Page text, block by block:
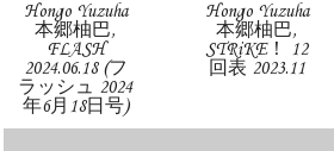
Hongo Yuzuha
本郷柚巴,
FLASH
2024.06.18 (フ
ラッシュ 2024
年6月18日号)
Hongo Yuzuha
本郷柚巴,
STRiKE！ 12
回表 2023.11